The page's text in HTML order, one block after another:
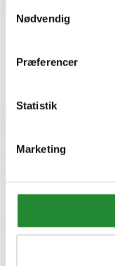
Nødvendig
Præferencer
Statistik
Marketing
Morsø Bio Ovn
Morsø
100 mm
DKK 9.999,00